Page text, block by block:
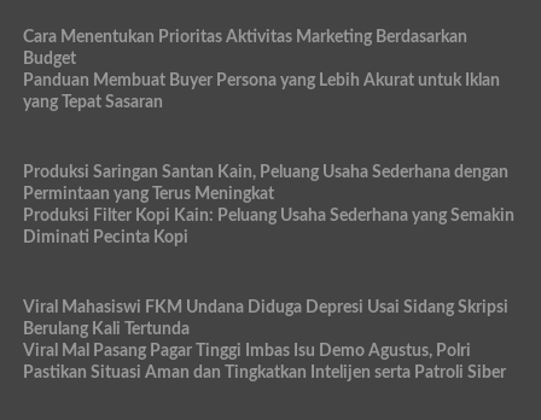
Cara Menentukan Prioritas Aktivitas Marketing Berdasarkan
Budget
Panduan Membuat Buyer Persona yang Lebih Akurat untuk Iklan
yang Tepat Sasaran
Produksi Saringan Santan Kain, Peluang Usaha Sederhana dengan
Permintaan yang Terus Meningkat
Produksi Filter Kopi Kain: Peluang Usaha Sederhana yang Semakin
Diminati Pecinta Kopi
Viral Mahasiswi FKM Undana Diduga Depresi Usai Sidang Skripsi
Berulang Kali Tertunda
Viral Mal Pasang Pagar Tinggi Imbas Isu Demo Agustus, Polri
Pastikan Situasi Aman dan Tingkatkan Intelijen serta Patroli Siber